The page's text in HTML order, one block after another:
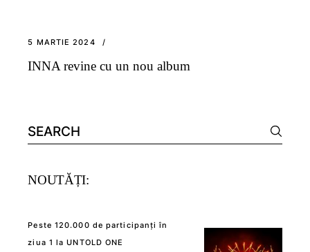
5 MARTIE 2024
INNA revine cu un nou album
Search
for:
NOUTĂȚI:
Peste 120.000 de participanți în
ziua 1 la UNTOLD ONE